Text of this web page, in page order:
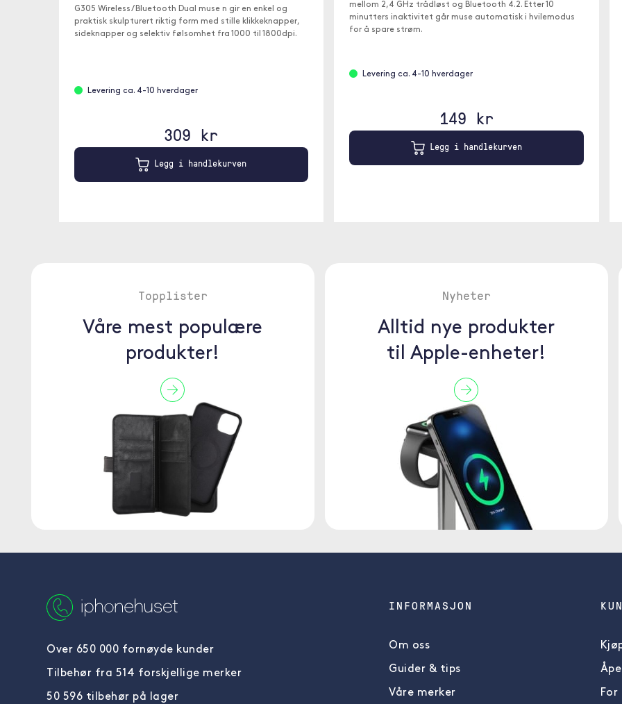
G305 Wireless / Bluetooth Dual muse n gir en enkel og
praktisk skulpturert riktig form med stille klikkeknapper,
sideknapper og selektiv følsomhet fra 1000 til 1800dpi.
Levering ca. 4-10 hverdager
309 kr
Legg i handlekurven
mellom 2,4 GHz trådløst og Bluetooth 4.2. Etter 10
minutters inaktivitet går muse automatisk i hvilemodus
for å spare strøm.
Levering ca. 4-10 hverdager
149 kr
Legg i handlekurven
Topplister
Våre mest populære
produkter!
Nyheter
Alltid nye produkter
til Apple-enheter!
Over 650 000 fornøyde kunder
Tilbehør fra 514 forskjellige merker
50 596 tilbehør på lager
INFORMASJON
Om oss
Guider & tips
Våre merker